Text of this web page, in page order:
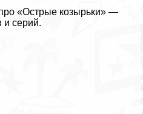
«Острые козырьки» —
и серий.